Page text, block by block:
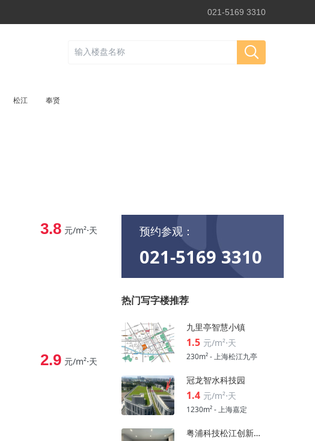
021-5169 3310
松江
奉贤
3.8 元/m²⋅天
2.9 元/m²⋅天
预约参观：
021-5169 3310
热门写字楼推荐
九里亭智慧小镇
1.5 元/m²⋅天
230m² - 上海松江九亭
冠龙智水科技园
1.4 元/m²⋅天
1230m² - 上海嘉定
粤浦科技松江创新中心